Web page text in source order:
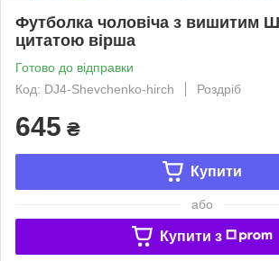
Футболка чоловіча з вишитим
цитатою вірша
Готово до відправки
Код: DJ4-Shevchenko-hirch
Роздріб
645 ₴
Купити
або
Купити з